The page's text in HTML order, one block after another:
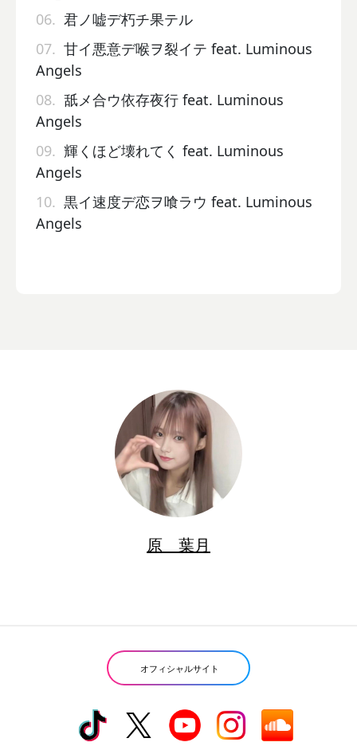
06. 君ノ嘘デ朽チ果テル
07. 甘イ悪意デ喉ヲ裂イテ feat. Luminous
Angels
08. 舐メ合ウ依存夜行 feat. Luminous
Angels
09. 輝くほど壊れてく feat. Luminous
Angels
10. 黒イ速度デ恋ヲ喰ラウ feat. Luminous
Angels
原 葉月
オフィシャルサイト